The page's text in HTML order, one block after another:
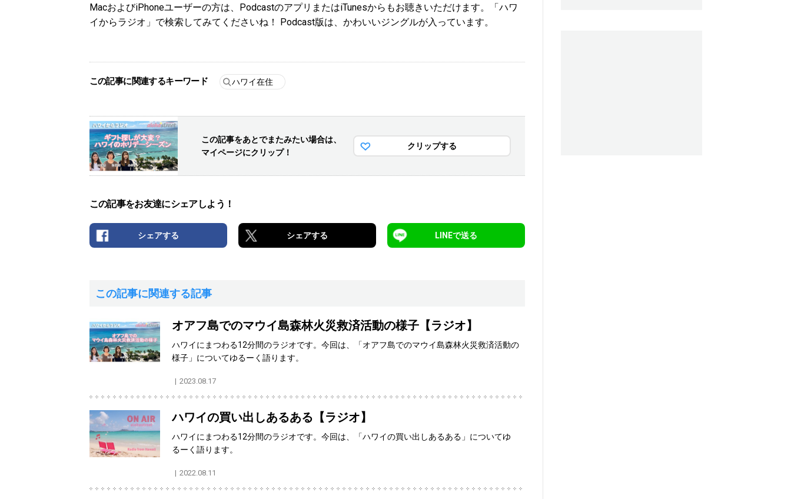
MacおよびiPhoneユーザーの方は、 PodcastのアプリまたはiTunesからもお聴きいただけます。「ハワ
イからラジオ」で検索してみてくださいね！ Podcast版は、かわいいジングルが入っています。
この記事に関連するキーワード ハワイ在住
この記事をあとでまたみたい場合は、
マイページにクリップ！
クリップする
この記事をお友達にシェアしよう！
シェアする シェアする LINEで送る
この記事に関連する記事
オアフ島でのマウイ島森林火災救済活動の様子【ラジオ】
ハワイにまつわる12分間のラジオです。今回は、「オアフ島でのマウイ島森林火災救済活動の
様子」についてゆるーく語ります。
2023.08.17
ハワイの買い出しあるある【ラジオ】
ハワイにまつわる12分間のラジオです。今回は、「ハワイの買い出しあるある」についてゆ
るーく語ります。
2022.08.11